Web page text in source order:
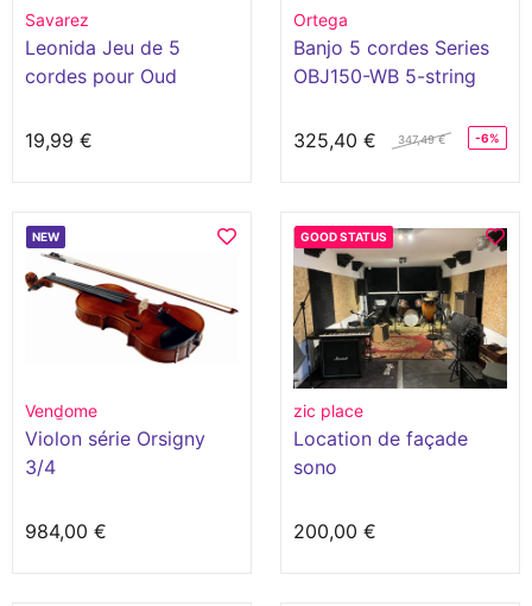
Savarez
Leonida Jeu de 5
cordes pour Oud
19,99 €
Ortega
Banjo 5 cordes Series
OBJ150-WB 5-string
325,40 € 347,49 € -6%
NEW
Vend̫ome
Violon série Orsigny
3/4
984,00 €
GOOD STATUS
zic place
Location de façade
sono
200,00 €